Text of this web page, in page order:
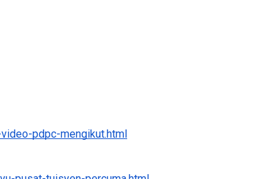
pdpc-mengikut.html